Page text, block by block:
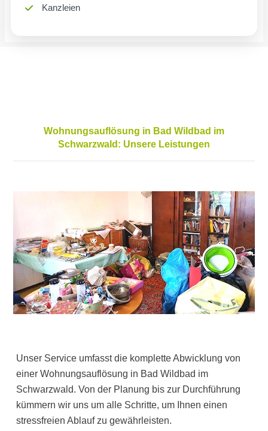
Kanzleien
Wohnungsauflösung in Bad Wildbad im
Schwarzwald: Unsere Leistungen
Unser Service umfasst die komplette Abwicklung von
einer Wohnungsauflösung in Bad Wildbad im
Schwarzwald. Von der Planung bis zur Durchführung
kümmern wir uns um alle Schritte, um Ihnen einen
stressfreien Ablauf zu gewährleisten.